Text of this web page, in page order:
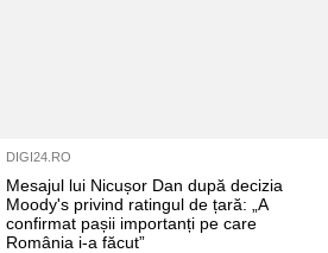
DIGI24.RO
Mesajul lui Nicușor Dan după decizia
Moody's privind ratingul de țară: „A
confirmat pașii importanți pe care
România i-a făcut”